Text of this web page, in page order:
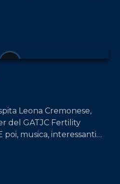
racconta la sua
Leona Cremonese,
del GATJC Fertility
poi, musica, interessanti